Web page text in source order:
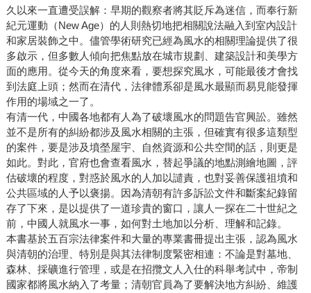
久以來一直遭受誤解：早期的觀察者將其貶斥為迷信，而奉行新
紀元運動（New Age）的人則熱切地把相關說法融入到室內設計
和家居裝飾之中。儘管學術研究已經為風水的相關理論提供了很
多啟示，但多數人傾向把焦點放在城市規劃、建築設計和美學方
面的應用。從今天的角度來看，要想探究風水，可能最後才會找
到法庭上頭；然而在清代，法律體系卻是風水最顯而易見能發揮
作用的場域之一了。
有清一代，中國各地都有人為了破壞風水的問題告官興訟。雖然
並不是所有的糾紛都涉及風水相關的主張，但確實有很多這類型
的案件，要是涉及墳塋屋宇、自然資源和公共空間的話，則更是
如此。對此，官府也會查看風水，替起爭議的地點測繪地圖，評
估破壞的程度，對惑於風水的人加以譴責，也對妥善保護祖墳和
公共區域的人予以褒揚。因為清朝有許多訴訟文件和斷案紀錄留
存了下來，是以提供了一道珍貴的窗口，讓人一探在二十世紀之
前，中國人就風水一事，如何對土地加以分析、理解和記錄。
本書基於五百宗法律案件和大量的專業書冊提出主張，認為風水
與清朝的治理、特別是與其法律制度緊密相連：不論是對墓地、
森林、採礦進行管理，或是在招攬文人入仕的科舉考試中，帝制
國家都將風水納入了考量；清朝官員為了要解決地方糾紛、維護